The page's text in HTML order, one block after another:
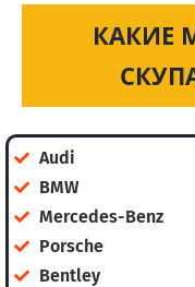
КАКИЕ
Audi
BMW
Mercedes-Benz
Porsche
Bentley